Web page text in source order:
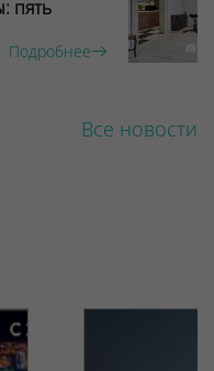
пять
Подробнее
Все новости